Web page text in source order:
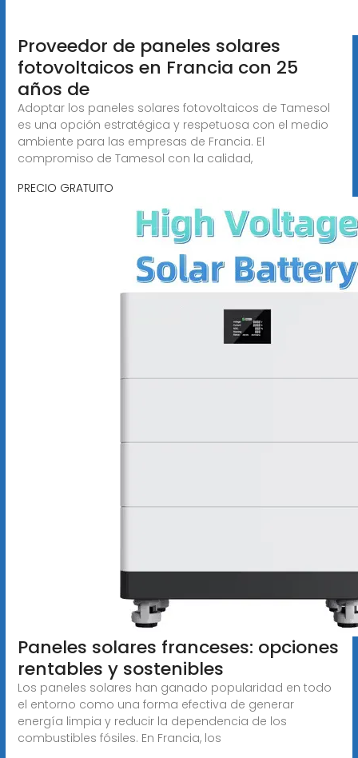
Proveedor de paneles solares
fotovoltaicos en Francia con 25
años de
Adoptar los paneles solares fotovoltaicos de Tamesol
es una opción estratégica y respetuosa con el medio
ambiente para las empresas de Francia. El
compromiso de Tamesol con la calidad,
PRECIO GRATUITO
Paneles solares franceses: opciones
rentables y sostenibles
Los paneles solares han ganado popularidad en todo
el entorno como una forma efectiva de generar
energía limpia y reducir la dependencia de los
combustibles fósiles. En Francia, los